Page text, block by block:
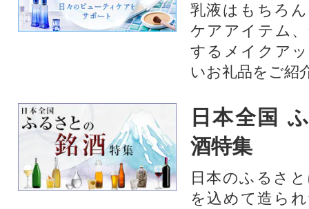
乳液はもちろ
ケアアイテム
するメイクア
いお礼品をご紹
日本全国
酒特集
日本のふるさ
を込めて造ら